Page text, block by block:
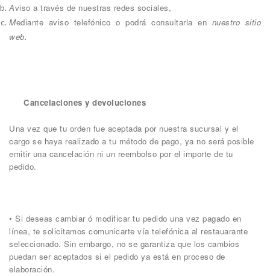
Aviso a través de nuestras redes sociales,
Mediante aviso telefónico o podrá consultarla en nuestro sitio
web.
Cancelaciones y devoluciones
Una vez que tu orden fue aceptada por nuestra sucursal y el
cargo se haya realizado a tu método de pago, ya no será posible
emitir una cancelación ni un reembolso por el importe de tu
pedido.
• Si deseas cambiar ó modificar tu pedido una vez pagado en
línea, te solicitamos comunicarte vía telefónica al restauarante
seleccionado. Sin embargo, no se garantiza que los cambios
puedan ser aceptados si el pedido ya está en proceso de
elaboración.